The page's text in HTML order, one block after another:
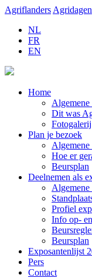
Agriflanders Agridagen
NL
FR
EN
Home
Dit was
Fotogalerij
Plan je bezoek
Hoe er
Beursplan
Deelnemen als
Profiel
Info op-
Beursplan
Exposantenlijst
Pers
Contact